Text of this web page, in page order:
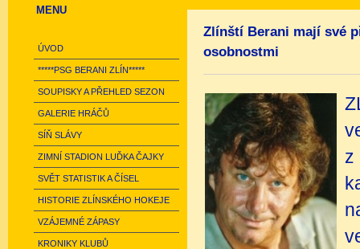
MENU
ÚVOD
*****PSG BERANI ZLÍN*****
SOUPISKY A PŘEHLED SEZON
GALERIE HRÁČŮ
SÍŇ SLÁVY
ZIMNÍ STADION LUĎKA ČAJKY
SVĚT STATISTIK A ČÍSEL
HISTORIE ZLÍNSKÉHO HOKEJE
VZÁJEMNÉ ZÁPASY
KRONIKY KLUBŮ
Zlínští Berani mají své
osobnostmi